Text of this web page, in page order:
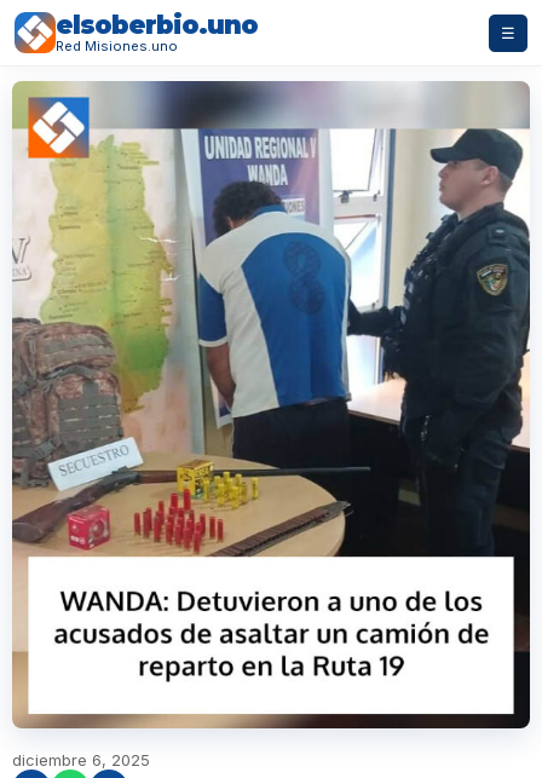
elsoberbio.uno
Red Misiones.uno
☰
diciembre 6, 2025